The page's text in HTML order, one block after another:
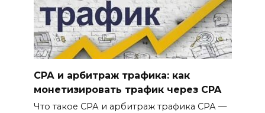
СРА и арбитраж трафика: как
монетизировать трафик через CPA
Что такое СРА и арбитраж трафика СРА —